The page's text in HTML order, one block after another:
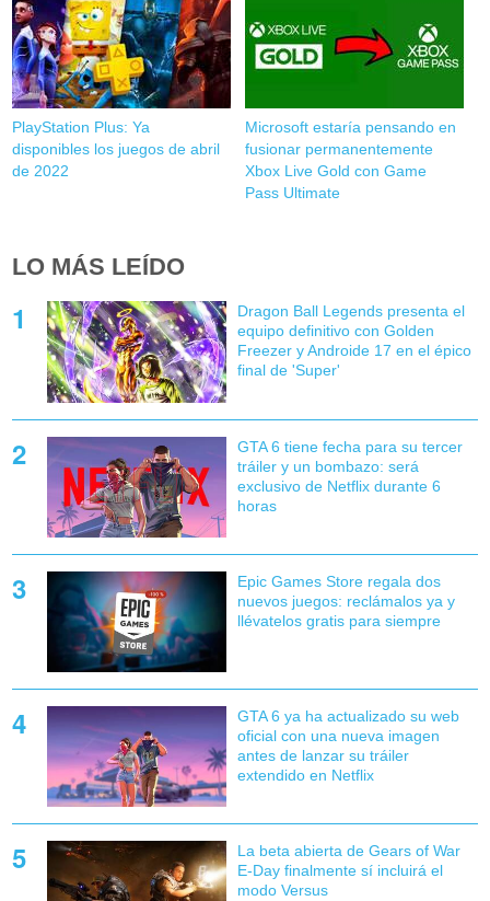
PlayStation Plus: Ya
disponibles los juegos de abril
de 2022
Microsoft estaría pensando en
fusionar permanentemente
Xbox Live Gold con Game
Pass Ultimate
LO MÁS LEÍDO
Dragon Ball Legends presenta el
equipo definitivo con Golden
Freezer y Androide 17 en el épico
final de 'Super'
GTA 6 tiene fecha para su tercer
tráiler y un bombazo: será
exclusivo de Netflix durante 6
horas
Epic Games Store regala dos
nuevos juegos: reclámalos ya y
llévatelos gratis para siempre
GTA 6 ya ha actualizado su web
oficial con una nueva imagen
antes de lanzar su tráiler
extendido en Netflix
La beta abierta de Gears of War
E-Day finalmente sí incluirá el
modo Versus